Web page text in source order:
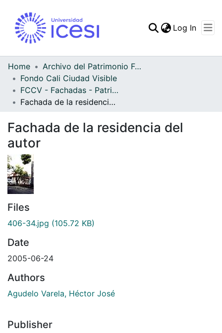
Log In
Home
Archivo del Patrimonio Fotográfico y Fílmico del Valle del Cauca
Fondo Cali Ciudad Visible
FCCV - Fachadas - Patrimonial
Fachada de la residencia del autor
Fachada de la residencia del
autor
Files
406-34.jpg (105.72 KB)
Date
2005-06-24
Authors
Agudelo Varela, Héctor José
Publisher